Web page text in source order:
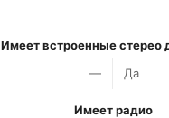
Имеет встроенные стерео
—
Да
Имеет радио